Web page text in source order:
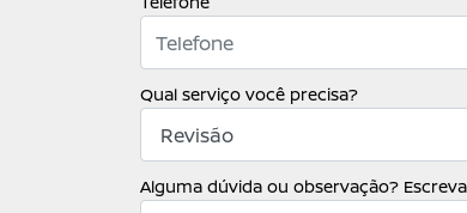
Qual serviço você precisa?
Alguma dúvida ou observação?